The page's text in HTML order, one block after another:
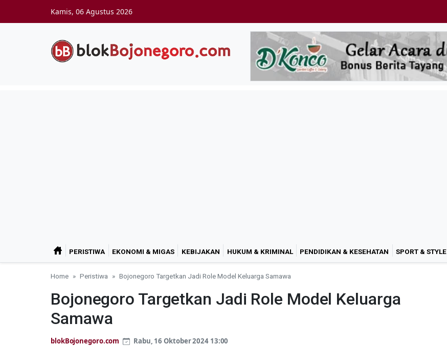
Kamis, 06 Agustus 2026
PERISTIWA EKONOMI & MIGAS KEBIJAKAN HUKUM & KRIMINAL PENDIDIKAN & KESEHATAN SPORT & STYLE
Home Peristiwa Bojonegoro Targetkan Jadi Role Model Keluarga Samawa
Bojonegoro Targetkan Jadi Role Model Keluarga
Samawa
blokBojonegoro.com Rabu, 16 Oktober 2024 13:00